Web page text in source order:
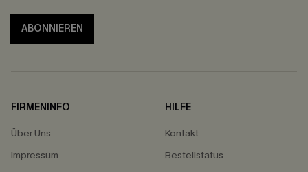
ABONNIEREN
FIRMENINFO
Über Uns
Impressum
HILFE
Kontakt
Bestellstatus